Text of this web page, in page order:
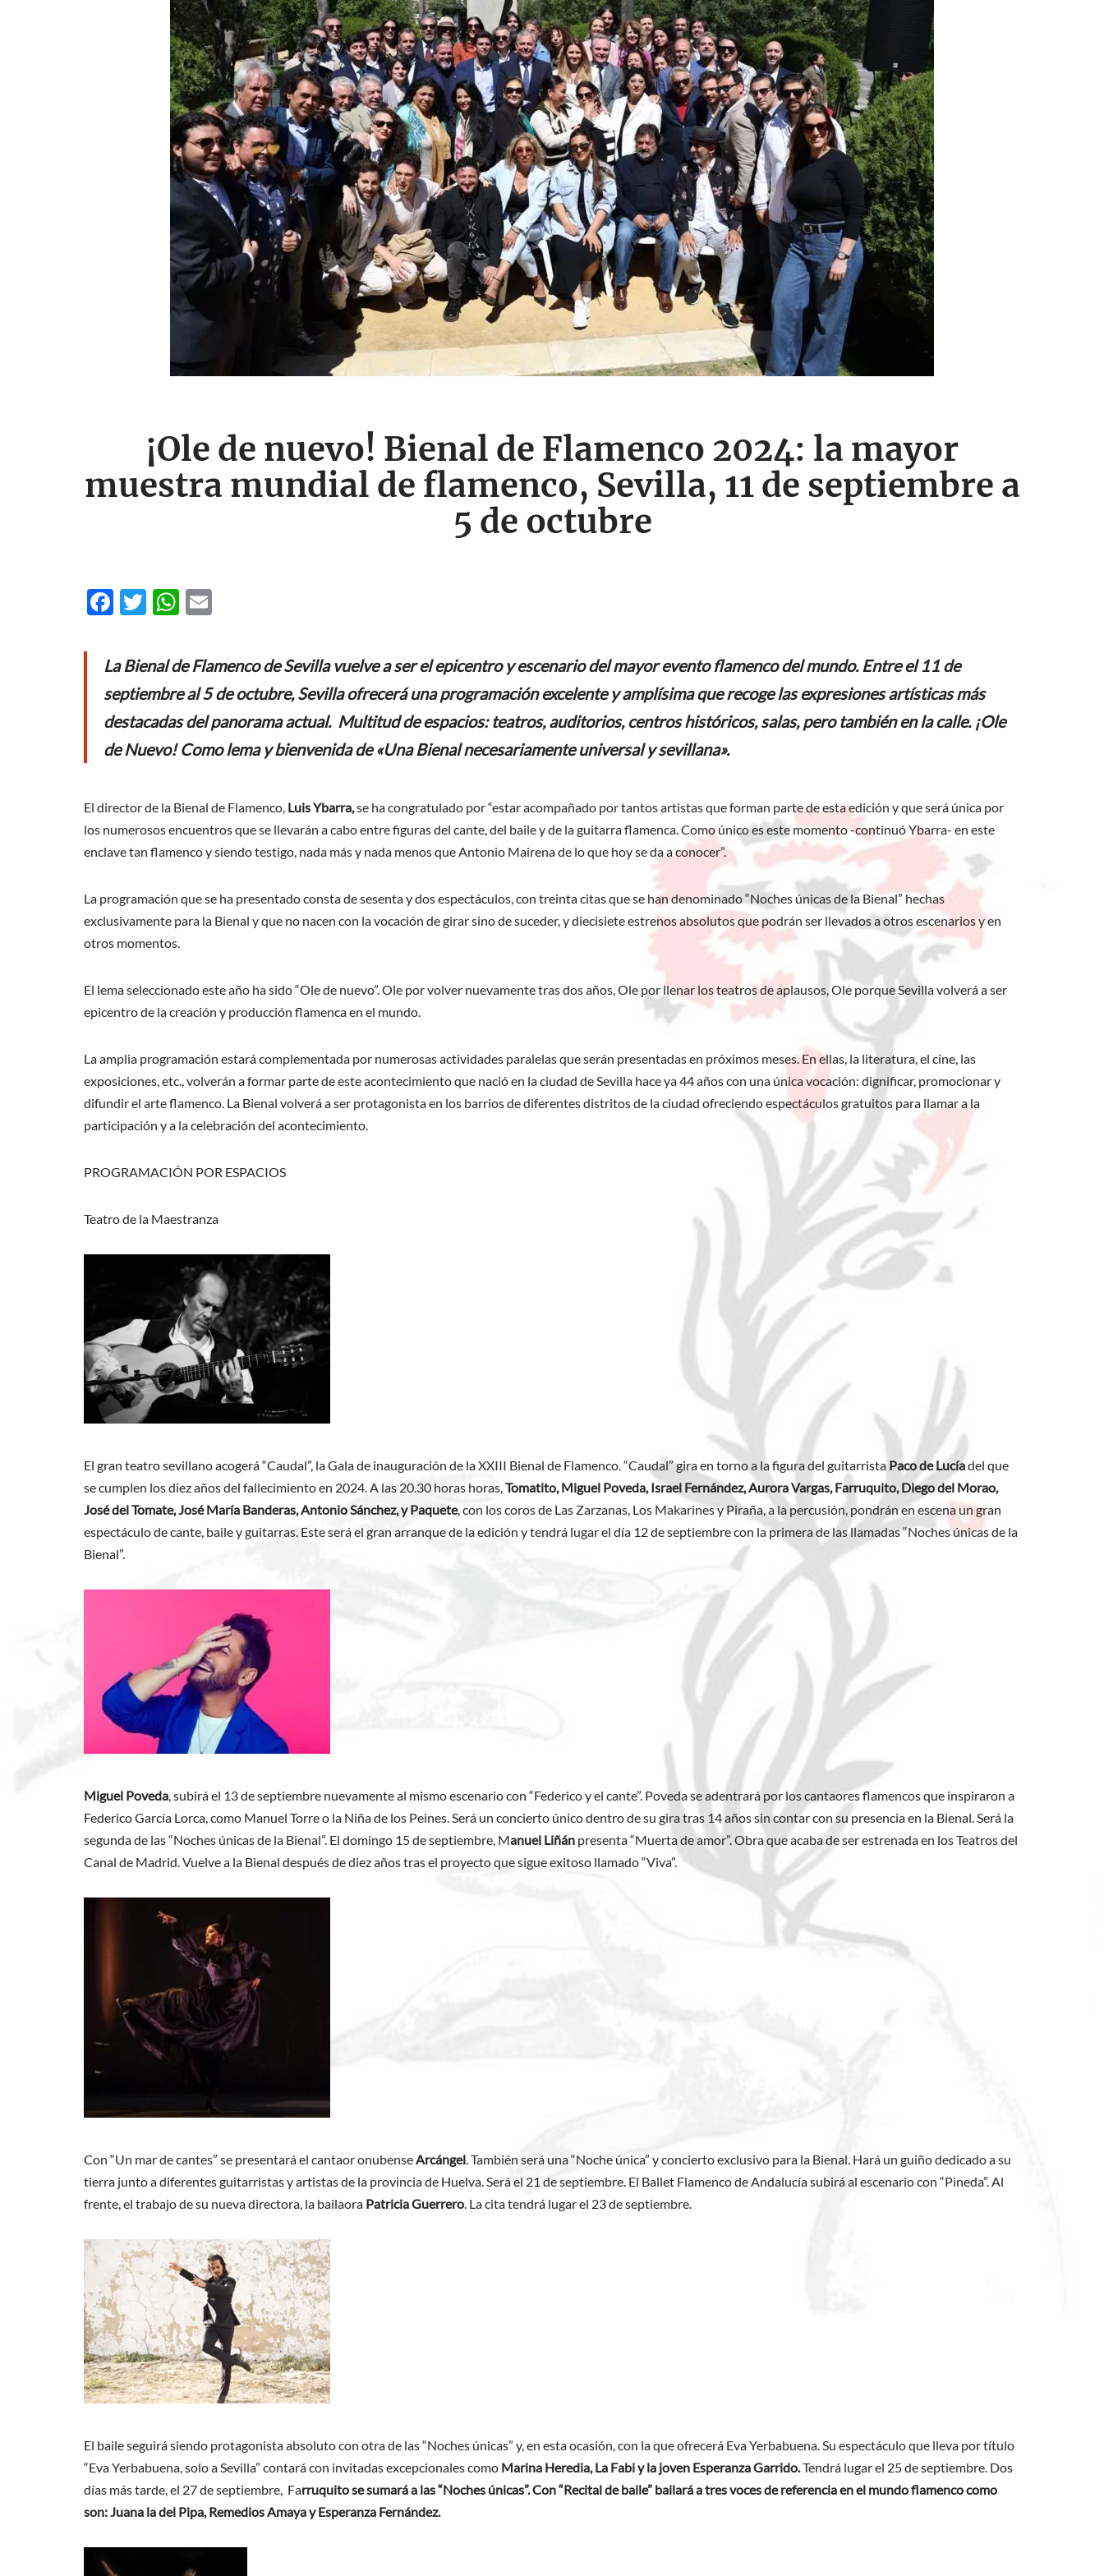
¡Ole de nuevo! Bienal de Flamenco 2024: la mayor
muestra mundial de flamenco, Sevilla, 11 de septiembre a
5 de octubre
F
e
b
o
o
k
T
itt
er
W
at
s
A
p
p
ail
La Bienal de Flamenco de Sevilla vuelve a ser el epicentro y escenario del mayor evento flamenco del mundo. Entre el 11 de
septiembre al 5 de octubre, Sevilla ofrecerá una programación excelente y amplísima que recoge las expresiones artísticas más
destacadas del panorama actual. Multitud de espacios: teatros, auditorios, centros históricos, salas, pero también en la calle. ¡Ole
de Nuevo! Como lema y bienvenida de «Una Bienal necesariamente universal y sevillana».
El director de la Bienal de Flamenco, Luis Ybarra,se ha congratulado por “estar acompañado por tantos artistas que forman parte de esta edición y que será única por
los numerosos encuentros que se llevarán a cabo entre figuras del cante, del baile y de la guitarra flamenca. Como único es este momento -continuó Ybarra- en este
enclave tan flamenco y siendo testigo, nada más y nada menos que Antonio Mairena de lo que hoy se da a conocer”.
La programación que se ha presentado consta de sesenta y dos espectáculos, con treinta citas que se han denominado “Noches únicas de la Bienal” hechas
exclusivamente para la Bienal y que no nacen con la vocación de girar sino de suceder, y diecisiete estrenos absolutos que podrán ser llevados a otros escenarios y en
otros momentos.
El lema seleccionado este año ha sido “Ole de nuevo”. Ole por volver nuevamente tras dos años, Ole por llenar los teatros de aplausos, Ole porque Sevilla volverá a ser
epicentro de la creación y producción flamenca en el mundo.
La amplia programación estará complementada por numerosas actividades paralelas que serán presentadas en próximos meses. En ellas, la literatura, el cine, las
exposiciones, etc., volverán a formar parte de este acontecimiento que nació en la ciudad de Sevilla hace ya 44 años con una única vocación: dignificar, promocionar y
difundir el arte flamenco. La Bienal volverá a ser protagonista en los barrios de diferentes distritos de la ciudad ofreciendo espectáculos gratuitos para llamar a la
participación y a la celebración del acontecimiento.
PROGRAMACIÓN POR ESPACIOS
Teatro de la Maestranza
El gran teatro sevillano acogerá “Caudal”, la Gala de inauguración de la XXIII Bienal de Flamenco. “Caudal” gira en torno a la figura del guitarrista Paco de Lucíadel que
se cumplen los diez años del fallecimiento en 2024. A las 20.30 horas horas,Tomatito, Miguel Poveda, Israel Fernández, Aurora Vargas, Farruquito, Diego del Morao,
José del Tomate, José María Banderas, Antonio Sánchez, y Paquete, con los coros de Las Zarzanas, Los Makarines y Piraña, a la percusión, pondrán en escena un gran
espectáculo de cante, baile y guitarras. Este será el gran arranque de la edición y tendrá lugar el día 12 de septiembre con la primera de las llamadas “Noches únicas de la
Bienal”.
Miguel Poveda, subirá el 13 de septiembre nuevamente al mismo escenario con “Federico y el cante”. Poveda se adentrará por los cantaores flamencos que inspiraron a
Federico García Lorca, como Manuel Torre o la Niña de los Peines. Será un concierto único dentro de su gira tras 14 años sin contar con su presencia en la Bienal. Será la
segunda de las “Noches únicas de la Bienal”. El domingo 15 de septiembre, Manuel Liñán presenta “Muerta de amor”. Obra que acaba de ser estrenada en los Teatros del
Canal de Madrid. Vuelve a la Bienal después de diez años tras el proyecto que sigue exitoso llamado “Viva”.
Con “Un mar de cantes” se presentará el cantaor onubenseArcángel. También será una “Noche única” y concierto exclusivo para la Bienal. Hará un guiño dedicado a su
tierra junto a diferentes guitarristas y artistas de la provincia de Huelva. Será el 21 de septiembre. El Ballet Flamenco de Andalucía subirá al escenario con “Pineda”. Al
frente, el trabajo de su nueva directora, la bailaora Patricia Guerrero. La cita tendrá lugar el 23 de septiembre.
El baile seguirá siendo protagonista absoluto con otra de las “Noches únicas” y, en esta ocasión, con la que ofrecerá Eva Yerbabuena. Su espectáculo que lleva por título
“Eva Yerbabuena, solo a Sevilla” contará con invitadas excepcionales como Marina Heredia, La Fabi y la joven Esperanza Garrido.Tendrá lugar el 25 de septiembre. Dos
días más tarde, el 27 de septiembre, Farruquito se sumará a las “Noches únicas”. Con “Recital de baile” bailará a tres voces de referencia en el mundo flamenco como
son: Juana la del Pipa, Remedios Amaya y Esperanza Fernández.